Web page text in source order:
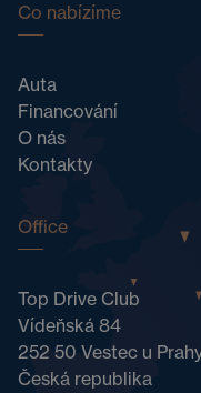
Co nabízíme
Auta
Financování
O nás
Kontakty
Office
Top Drive Club
Vídeňská 84
252 50 Vestec u
Česká republika